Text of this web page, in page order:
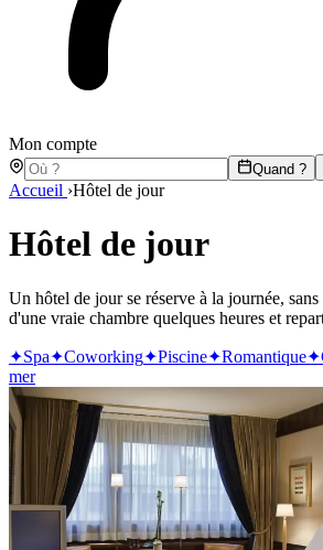
Mon compte
Quand ?
Accueil ›Hôtel de jour
Hôtel de jour
Un hôtel de jour se réserve à la journée,
d'une vraie chambre quelques heures et
✦Spa✦Coworking✦Piscine✦Romantique✦
mer